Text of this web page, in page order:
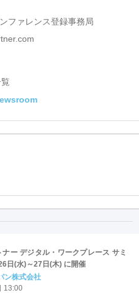
ファレンス登録事務局
ー デジタル・ワークプレース サミ
日(水)～27日(木) に開催
ン株式会社
13:00